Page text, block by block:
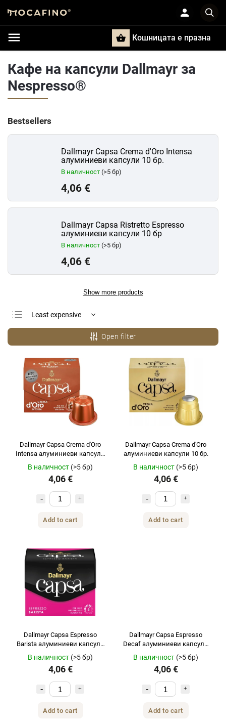
Кошницата e празна
Кафе на капсули Dallmayr за
Nespresso®
Bestsellers
Dallmayr Capsa Crema d'Oro Intensa
алуминиеви капсули 10 бр.
В наличност (>5 бр)
4,06 €
Dallmayr Capsa Ristretto Espresso
алуминиеви капсули 10 бр
В наличност (>5 бр)
4,06 €
Show more products
Least expensive
Bestsellers
Alphabetically
Open filter
Dallmayr Capsa Crema d'Oro
Intensa алуминиеви капсули
В наличност (>5 бр)
4,06 €
Add to cart
Dallmayr Capsa Crema d'Oro
алуминиеви капсули 10 бр.
В наличност (>5 бр)
4,06 €
Add to cart
Dallmayr Capsa Espresso
Barista алуминиеви капсули
В наличност (>5 бр)
4,06 €
Add to cart
Dallmayr Capsa Espresso
Decaf алуминиеви капсули
В наличност (>5 бр)
4,06 €
Add to cart